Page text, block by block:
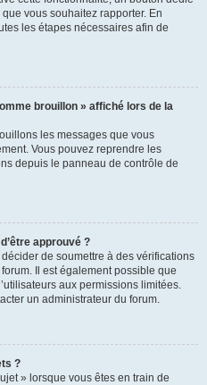
vous souhaitez rapporter. En
les étapes nécessaires afin de
brouillon » affiché lors de la
les messages que vous
Vous pouvez reprendre les
depuis le panneau de contrôle de
approuvé ?
de soumettre à des vérifications
Il est également possible que
aux permissions limitées.
un administrateur du forum.
?
» lorsque vous êtes en train de